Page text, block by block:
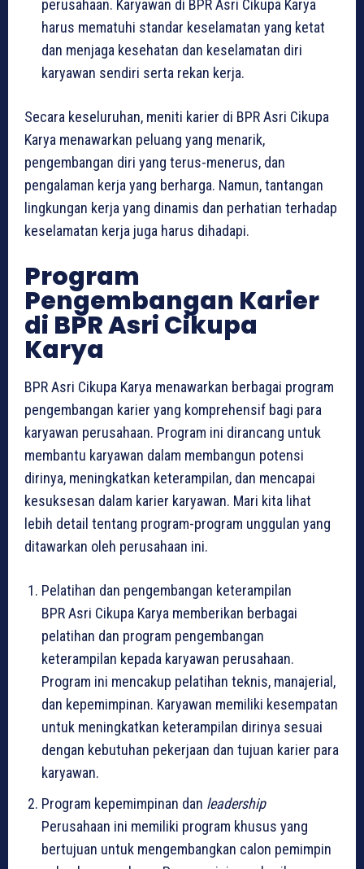
perusahaan. Karyawan di BPR Asri Cikupa Karya
harus mematuhi standar keselamatan yang ketat
dan menjaga kesehatan dan keselamatan diri
karyawan sendiri serta rekan kerja.
Secara keseluruhan, meniti karier di BPR Asri Cikupa
Karya menawarkan peluang yang menarik,
pengembangan diri yang terus-menerus, dan
pengalaman kerja yang berharga. Namun, tantangan
lingkungan kerja yang dinamis dan perhatian terhadap
keselamatan kerja juga harus dihadapi.
Program
Pengembangan Karier
di BPR Asri Cikupa
Karya
BPR Asri Cikupa Karya menawarkan berbagai program
pengembangan karier yang komprehensif bagi para
karyawan perusahaan. Program ini dirancang untuk
membantu karyawan dalam membangun potensi
dirinya, meningkatkan keterampilan, dan mencapai
kesuksesan dalam karier karyawan. Mari kita lihat
lebih detail tentang program-program unggulan yang
ditawarkan oleh perusahaan ini.
Pelatihan dan pengembangan keterampilan
BPR Asri Cikupa Karya memberikan berbagai
pelatihan dan program pengembangan
keterampilan kepada karyawan perusahaan.
Program ini mencakup pelatihan teknis, manajerial,
dan kepemimpinan. Karyawan memiliki kesempatan
untuk meningkatkan keterampilan dirinya sesuai
dengan kebutuhan pekerjaan dan tujuan karier para
karyawan.
Program kepemimpinan dan leadership
Perusahaan ini memiliki program khusus yang
bertujuan untuk mengembangkan calon pemimpin